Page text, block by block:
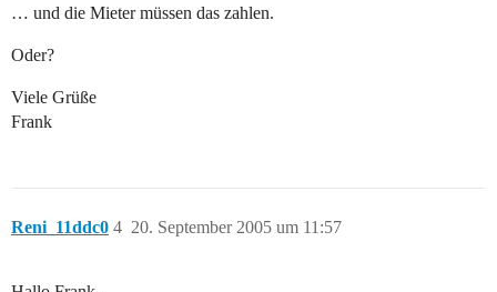
… und die Mieter müssen das zahlen.
Oder?
Viele Grüße
Frank
Reni_11ddc0 20. September 2005 um 11:57
4